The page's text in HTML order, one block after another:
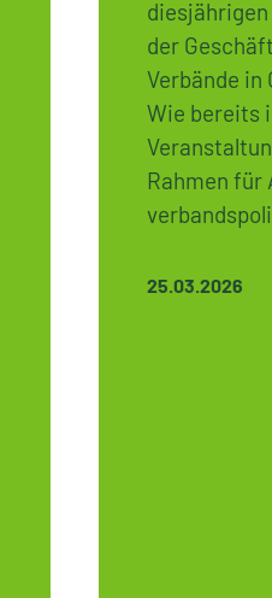
der
Verbände in
Wie bereits
Rahmen für
25.03.2026